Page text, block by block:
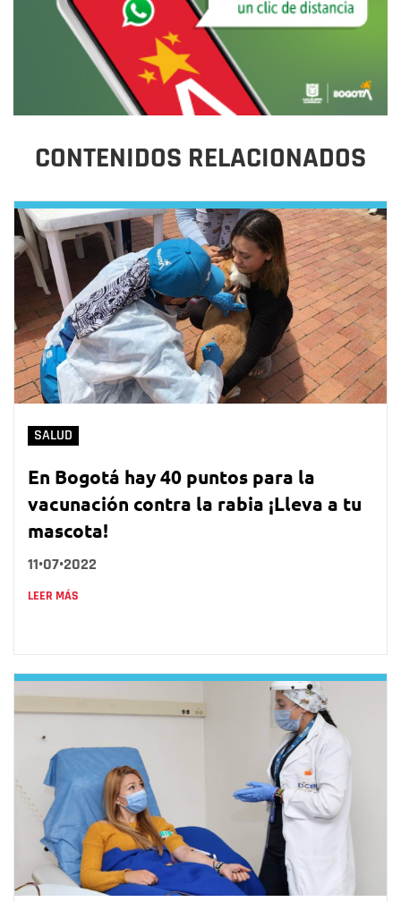
CONTENIDOS RELACIONADOS
SALUD
En Bogotá hay 40 puntos para la
vacunación contra la rabia ¡Lleva a tu
mascota!
11•07•2022
LEER MÁS